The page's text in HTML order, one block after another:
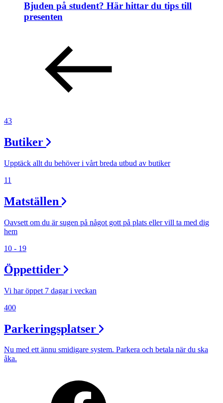
Bjuden på student? Här hittar du tips till
presenten
43
Butiker
Upptäck allt du behöver i vårt breda utbud av butiker
11
Matställen
Oavsett om du är sugen på något gott på plats eller vill ta med dig
hem
10 - 19
Öppettider
Vi har öppet 7 dagar i veckan
400
Parkeringsplatser
Nu med ett ännu smidigare system. Parkera och betala när du ska
åka.